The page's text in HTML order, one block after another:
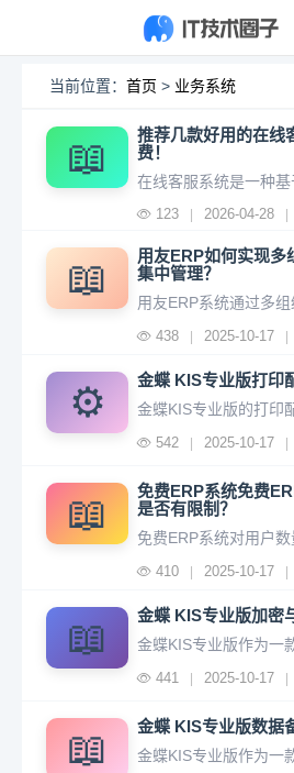
当前位置： 首页 > 业务系统
📖
推荐几款好用的在线
费！
123 2026-04-28
📖
用友ERP如何实现多
集中管理？
438 2025-10-17
⚙️ 金蝶 KIS专业版打印
542 2025-10-17
📖
免费ERP系统免费
是否有限制？
410 2025-10-17
📖 金蝶 KIS专业版加密
441 2025-10-17
📖 金蝶 KIS专业版数据